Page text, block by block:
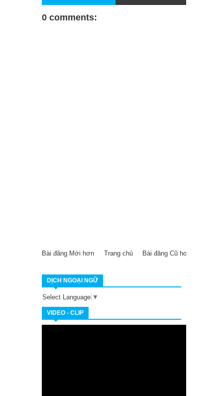
0 comments:
Bài đăng Mới hơn Bài đăng Cũ hơn
Trang chủ
DỊCH NGOẠI NGỮ
Select Language ▼
VIDEO - CLIP